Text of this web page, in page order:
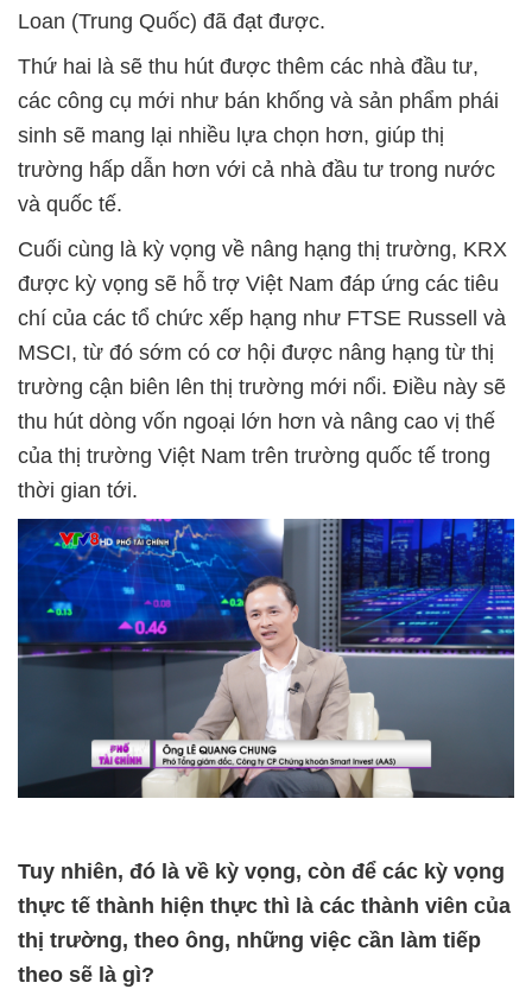
Loan (Trung Quốc) đã đạt được.
Thứ hai là sẽ thu hút được thêm các nhà đầu tư,
các công cụ mới như bán khống và sản phẩm phái
sinh sẽ mang lại nhiều lựa chọn hơn, giúp thị
trường hấp dẫn hơn với cả nhà đầu tư trong nước
và quốc tế.
Cuối cùng là kỳ vọng về nâng hạng thị trường, KRX
được kỳ vọng sẽ hỗ trợ Việt Nam đáp ứng các tiêu
chí của các tổ chức xếp hạng như FTSE Russell và
MSCI, từ đó sớm có cơ hội được nâng hạng từ thị
trường cận biên lên thị trường mới nổi. Điều này sẽ
thu hút dòng vốn ngoại lớn hơn và nâng cao vị thế
của thị trường Việt Nam trên trường quốc tế trong
thời gian tới.
Tuy nhiên, đó là về kỳ vọng, còn để các kỳ vọng
thực tế thành hiện thực thì là các thành viên của
thị trường, theo ông, những việc cần làm tiếp
theo sẽ là gì?